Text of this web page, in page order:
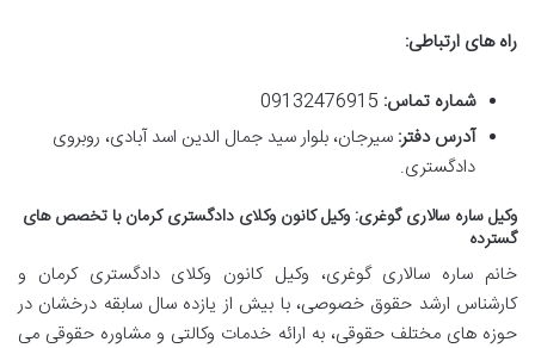
راه های ارتباطی:
شماره تماس:
آدرس دفتر: سیرجان، بلوار سید جمال الدین اسد آبادی، روبروی
دادگستری.
وکیل ساره سالاری گوغری: وکیل کانون وکلای دادگستری کرمان با تخصص های
گسترده
خانم ساره سالاری گوغری، وکیل کانون وکلای دادگستری کرمان و
کارشناس ارشد حقوق خصوصی، با بیش از یازده سال سابقه درخشان در
حوزه های مختلف حقوقی، به ارائه خدمات وکالتی و مشاوره حقوقی می